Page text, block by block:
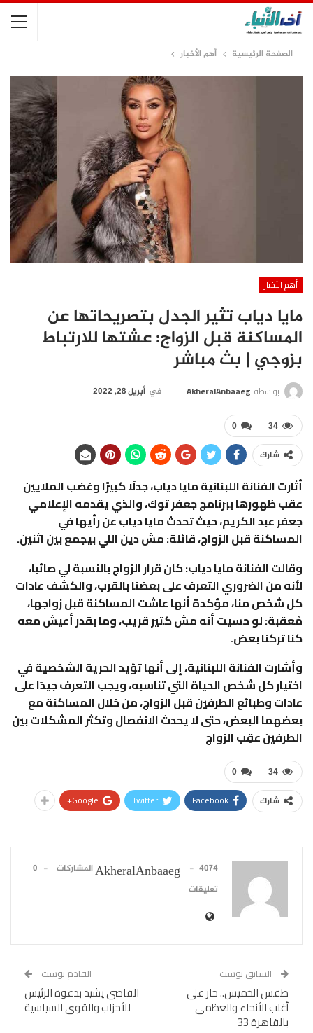
الصفحة الرئيسية أهم الأخبار
أهم الأخبار
مايا دياب تثير الجدل بتصريحاتها عن
المساكنة قبل الزواج: عشتها للارتباط
بزوجي | بث مباشر
بواسطة AkheralAnbaaeg في أبريل 28, 2022
0 34
شارك
أثارت الفنانة اللبنانية مايا دياب، جدلًا كبيرًا وغضب الملايين
عقب ظهورها ببرنامج جعفر توك، والذي يقدمه الإعلامي
جعفر عبد الكريم، حيث تحدث مايا دياب عن رأيها في
المساكنة قبل الزواج، قائلة: مش دين اللي بيجمع بين اثنين.
وقالت الفنانة مايا دياب: كان قرار الزواج بالنسبة لي صائبا،
لأنه من الضروري التعرف على بعضنا بالقرب، والكشف عادات
كل شخص منا، مؤكدة أنها عاشت المساكنة قبل زواجها،
مُعقبة: لو حسيت أنه مش كتير قريب، وما بقدر أعيش معه
كنا تركنا بعض.
وأشارت الفنانة اللبنانية، إلى أنها تؤيد الحرية الشخصية في
اختيار كل شخص الحياة التي تناسبه، ويجب التعرف جيدًا على
عادات وطبائع الطرفين قبل الزواج، من خلال المساكنة مع
بعضهما البعض، حتى لا يحدث الانفصال وتكثر المشكلات بين
الطرفين عقِب الزواج
0 34
شارك Facebook
Twitter
Google+
AkheralAnbaaeg 4074 المشاركات
0
تعليقات
السابق بوست
طقس الخميس.. حار على
أغلب الأنحاء والعظمى
بالقاهرة 33
القادم بوست
القاضى يشيد بدعوة الرئيس
للأحزاب والقوى السياسية